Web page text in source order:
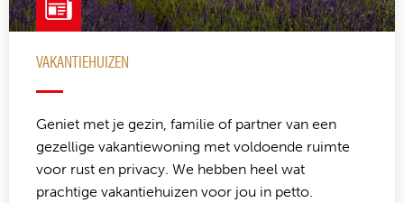
VAKANTIEHUIZEN
Geniet met je gezin, familie of partner van een
gezellige vakantiewoning met voldoende ruimte
voor rust en privacy. We hebben heel wat
prachtige vakantiehuizen voor jou in petto.